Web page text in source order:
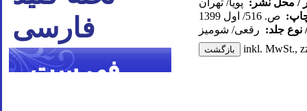
فارسی
فهرست
/ محل نشر: پویا/ تهران
ص. 516/ اول 1399
جلد: رقعی/ شومیز
inkl. MwSt.,